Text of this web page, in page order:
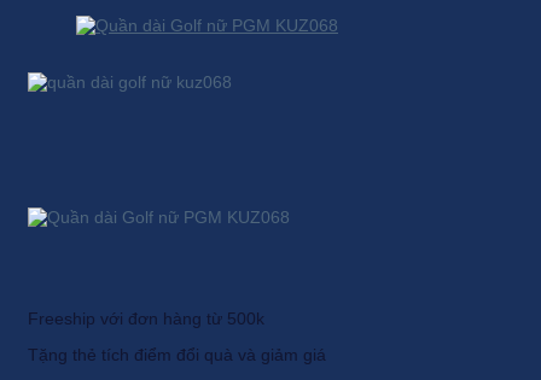
Freeship với đơn hàng từ 500k
Tặng thẻ tích điểm đổi quà và giảm giá